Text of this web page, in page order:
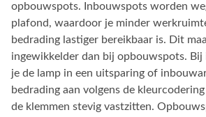
opbouwspots. Inbouwspots worden
plafond, waardoor je minder
bedrading lastiger bereikbaar is. Dit
ingewikkelder dan bij opbouwspots.
je de lamp in een uitsparing of
bedrading aan volgens de
de klemmen stevig vastzitten.